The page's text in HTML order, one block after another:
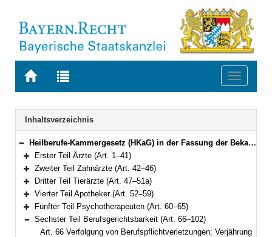
Zur
BAYERN.RECHT
Zur
letzten
Suche
Toggle
Navigation
Inhaltsverzeichnis
Bereich reduzieren
Heilberufe-Kammergesetz (HKaG) in der Fassung der Bekanntmachung vom 6. Februar 2002 (GVBl. S. 42, 43) BayRS 2122-3-G (Art. 1–103)
Bereich erweitern
Erster Teil Ärzte (Art. 1–41)
Bereich erweitern
Zweiter Teil Zahnärzte (Art. 42–46)
Bereich erweitern
Dritter Teil Tierärzte (Art. 47–51a)
Bereich erweitern
Vierter Teil Apotheker (Art. 52–59)
Bereich erweitern
Fünfter Teil Psychotherapeuten (Art. 60–65)
Bereich reduzieren
Sechster Teil Berufsgerichtsbarkeit (Art. 66–102)
Art. 66 Verfolgung von Berufspflichtverletzungen; Verjährung